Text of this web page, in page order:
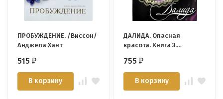
ПРОБУЖДЕНИЕ. /Виссон/
Анджела Хант
515₽
В корзину
ДАЛИДА. Опасная
красота. Книга 3.
755₽
В корзину